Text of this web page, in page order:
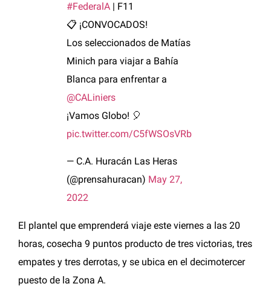
#FederalA | F11
📋 ¡CONVOCADOS!
Los seleccionados de Matías
Minich para viajar a Bahía
Blanca para enfrentar a
@CALiniers
¡Vamos Globo! 🎈
pic.twitter.com/C5fWSOsVRb
— C.A. Huracán Las Heras
(@prensahuracan) May 27,
2022
El plantel que emprenderá viaje este viernes a las 20
horas, cosecha 9 puntos producto de tres victorias, tres
empates y tres derrotas, y se ubica en el decimotercer
puesto de la Zona A.